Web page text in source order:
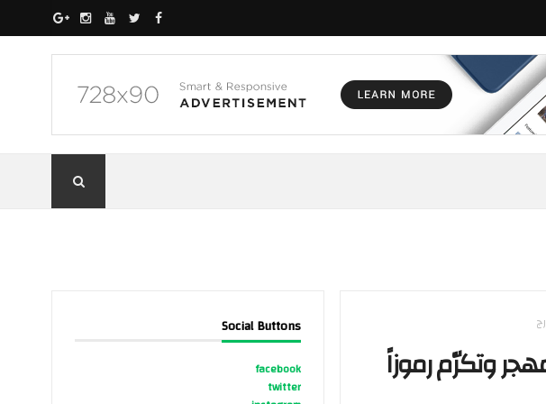
وتكرّم رموزاً
Social Buttons
facebook
twitter